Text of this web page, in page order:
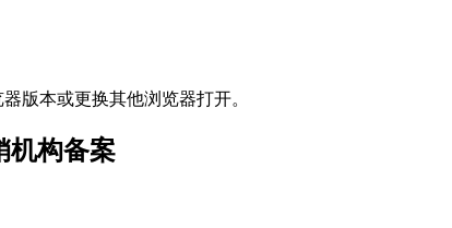
版本或更换其他浏览器打开。
机构备案